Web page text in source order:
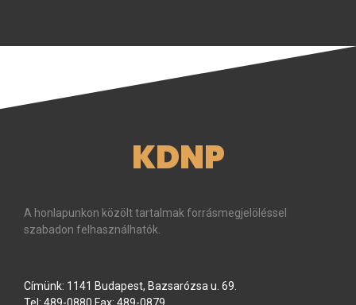
KDNP
A honlapunkon közölt tartalmak forrásmegjelöléssel
szabadon felhasználhatók.
Címünk: 1141 Budapest, Bazsarózsa u. 69.